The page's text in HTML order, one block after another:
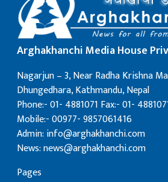
Arghakhanchi Media House
Nagarjun – 3, Near Radha Krishna
Dhungedhara, Kathmandu, Nepal
Phone:- 01- 4881071 Fax:- 01-
Mobile:- 00977- 9857061416
Admin: info@arghakhanchi.com
News: news@arghakhanchi.com
Pages